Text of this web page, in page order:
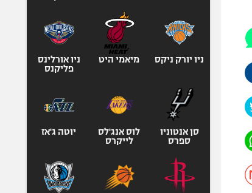
אופניים
ספורט מוטורי
כדורמים
בייסבול MLB
ספורט אתגרי
אומנויות לחימה
ניו יורק ניקס מיאמי היט
ניו אורלינס
פליקנס
סן אנטוניו
ספרס
לוס אנג'לס
לייקרס
יוטה ג'אז